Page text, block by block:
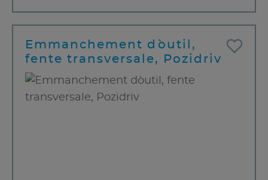
Emmanchement d`outil,
fente transversale, Pozidriv